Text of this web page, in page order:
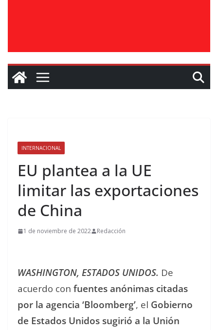
INTERNACIONAL
EU plantea a la UE
limitar las exportaciones
de China
1 de noviembre de 2022 Redacción
WASHINGTON, ESTADOS UNIDOS. De
acuerdo con fuentes anónimas citadas
por la agencia ‘Bloomberg’, el Gobierno
de Estados Unidos sugirió a la Unión